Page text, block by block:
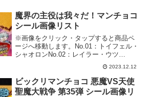
魔界の主役は我々だ！マンチョコ
シール画像リスト
※画像をクリック・タップすると商品ペ
ージへ移動します。No.01：トイフェル・
シャオロンNo.02：レイラー・ウツ
No.03：シュヴァイン・トントンNo.04：
ボンベ・ゾムNo.05：クライン・ロボロ
No.06：イロニー・ショッピNo.07...
2023.12.12
ビックリマンチョコ 悪魔VS天使
聖魔大戦争 第35弾 シール画像リ